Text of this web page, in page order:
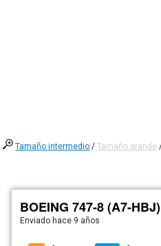
Tamaño intermedio /Tamaño grande
BOEING 747-8 (A7-HBJ)
Enviado hace 9 años